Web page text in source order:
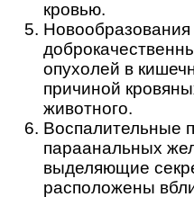
кровью.
Новообразования
опухолей в
причиной
животного.
Воспалительные
параанальных
выделяющие
расположены